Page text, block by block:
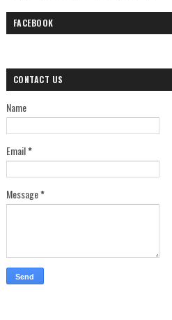
FACEBOOK
CONTACT US
Name
Email*
Message*